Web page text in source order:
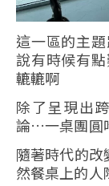
這一區的主
說有時候有
轆轆啊
除了呈現出
論…一桌團圓
隨著時代的
然餐桌上的